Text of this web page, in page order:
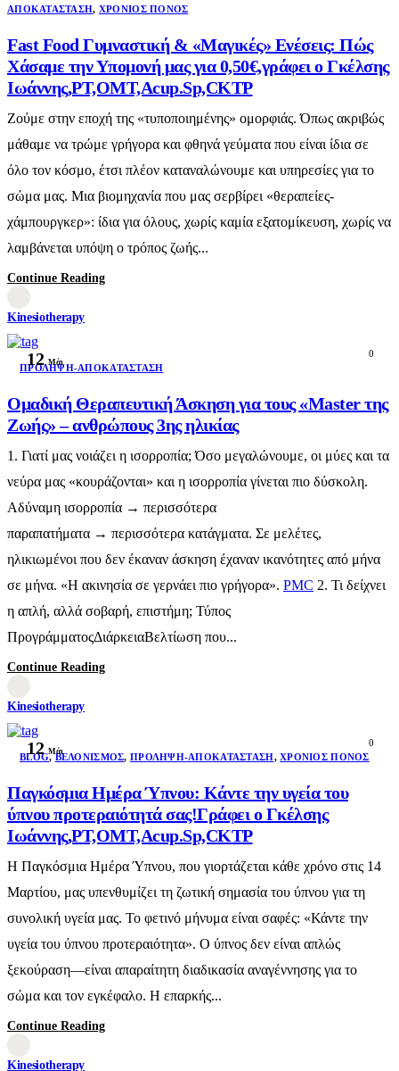
ΑΠΟΚΑΤΆΣΤΑΣΗ, ΧΡΌΝΙΟΣ ΠΌΝΟΣ
Fast Food Γυμναστική & «Μαγικές» Ενέσεις: Πώς
Χάσαμε την Υπομονή μας για 0,50€,γράφει ο Γκέλσης
Ιωάννης,PT,OMT,Acup.Sp,CKTP
Ζούμε στην εποχή της «τυποποιημένης» ομορφιάς. Όπως ακριβώς
μάθαμε να τρώμε γρήγορα και φθηνά γεύματα που είναι ίδια σε
όλο τον κόσμο, έτσι πλέον καταναλώνουμε και υπηρεσίες για το
σώμα μας. Μια βιομηχανία που μας σερβίρει «θεραπείες-
χάμπουργκερ»: ίδια για όλους, χωρίς καμία εξατομίκευση, χωρίς να
λαμβάνεται υπόψη ο τρόπος ζωής...
Continue Reading
Kinesiotherapy
12 Μάι
0
ΠΡΌΛΗΨΗ-ΑΠΟΚΑΤΆΣΤΑΣΗ
Ομαδική Θεραπευτική Άσκηση για τους «Master της
Ζωής» – ανθρώπους 3ης ηλικίας
1. Γιατί μας νοιάζει η ισορροπία; Όσο μεγαλώνουμε, οι μύες και τα
νεύρα μας «κουράζονται» και η ισορροπία γίνεται πιο δύσκολη.
Αδύναμη ισορροπία → περισσότερα
παραπατήματα → περισσότερα κατάγματα. Σε μελέτες,
ηλικιωμένοι που δεν έκαναν άσκηση έχαναν ικανότητες από μήνα
σε μήνα. «Η ακινησία σε γερνάει πιο γρήγορα». PMC 2. Τι δείχνει
η απλή, αλλά σοβαρή, επιστήμη; Τύπος
ΠρογράμματοςΔιάρκειαΒελτίωση που...
Continue Reading
Kinesiotherapy
12 Μάι
0
BLOG,ΒΕΛΟΝΙΣΜΌΣ, ΠΡΌΛΗΨΗ-ΑΠΟΚΑΤΆΣΤΑΣΗ,ΧΡΌΝΙΟΣ ΠΌΝΟΣ
Παγκόσμια Ημέρα Ύπνου: Κάντε την υγεία του
ύπνου προτεραιότητά σας!Γράφει ο Γκέλσης
Ιωάννης,PT,OMT,Acup.Sp,CKTP
Η Παγκόσμια Ημέρα Ύπνου, που γιορτάζεται κάθε χρόνο στις 14
Μαρτίου, μας υπενθυμίζει τη ζωτική σημασία του ύπνου για τη
συνολική υγεία μας. Το φετινό μήνυμα είναι σαφές: «Κάντε την
υγεία του ύπνου προτεραιότητα». Ο ύπνος δεν είναι απλώς
ξεκούραση—είναι απαραίτητη διαδικασία αναγέννησης για το
σώμα και τον εγκέφαλο. Η επαρκής...
Continue Reading
Kinesiotherapy